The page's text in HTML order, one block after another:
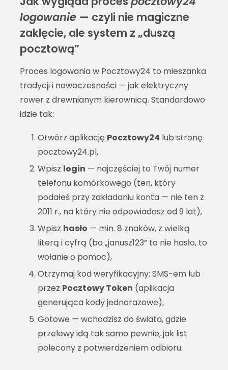
logowanie— czyli nie magiczne
zaklęcie, ale system z „duszą
pocztową”
Proces logowania w Pocztowy24 to mieszanka
tradycji i nowoczesności — jak elektryczny
rower z drewnianym kierownicą. Standardowo
idzie tak:
Otwórz aplikację Pocztowy24 lub stronę
pocztowy24.pl,
Wpisz login — najczęściej to Twój numer
telefonu komórkowego (ten, który
podałeś przy zakładaniu konta — nie ten z
2011 r., na który nie odpowiadasz od 9 lat),
Wpisz hasło — min. 8 znaków, z wielką
literą i cyfrą (bo „janusz123” to nie hasło, to
wołanie o pomoc),
Otrzymaj kod weryfikacyjny: SMS-em lub
przez Pocztowy Token (aplikacja
generująca kody jednorazowe),
Gotowe — wchodzisz do świata, gdzie
przelewy idą tak samo pewnie, jak list
polecony z potwierdzeniem odbioru.